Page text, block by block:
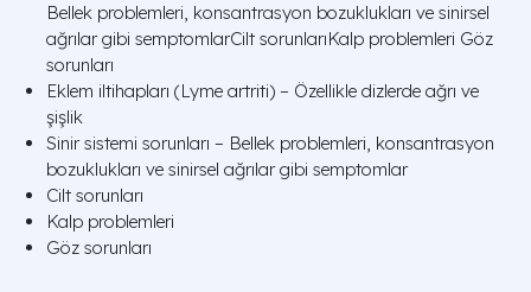
Bellek problemleri, konsantrasyon bozuklukları ve sinirsel
ağrılar gibi semptomlarCilt sorunlarıKalp problemleri Göz
sorunları
Eklem iltihapları (Lyme artriti) – Özellikle dizlerde ağrı ve
şişlik
Sinir sistemi sorunları – Bellek problemleri, konsantrasyon
bozuklukları ve sinirsel ağrılar gibi semptomlar
Cilt sorunları
Kalp problemleri
Göz sorunları